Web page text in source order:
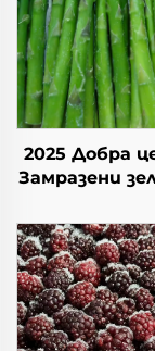
2025 Добра
Замразени
Замразен
спаруж за